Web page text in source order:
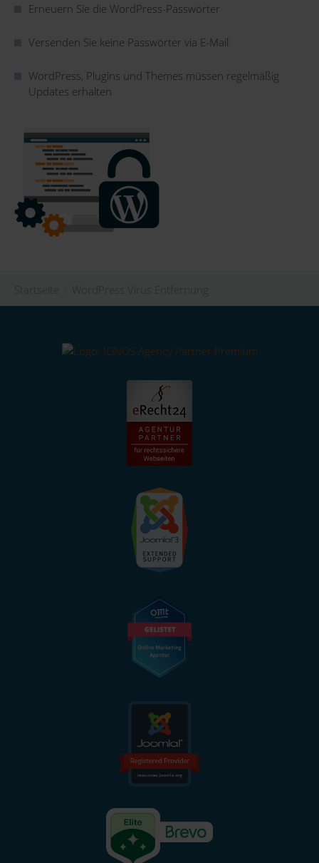
Erneuern Sie die WordPress-Passwörter
Versenden Sie keine Passwörter via E-Mail
WordPress, Plugins und Themes müssen regelmäßig
Updates erhalten
Startseite WordPress Virus Entfernung